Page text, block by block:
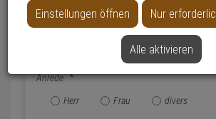
Name & Anschrift
Anrede *
Herr
Frau divers
Einstellungen öffnen Nur
Alle aktivieren